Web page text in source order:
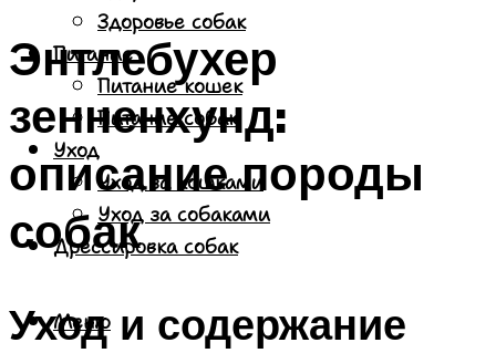
Здоровье собак
Питание
Питание кошек
Питание собак
Уход
Уход за кошками
Уход за собаками
Дрессировка собак
Меню
Энтлебухер
зенненхунд:
описание породы
собак
Уход и содержание